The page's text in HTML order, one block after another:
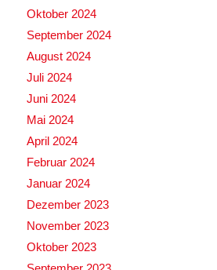
Oktober 2024
September 2024
August 2024
Juli 2024
Juni 2024
Mai 2024
April 2024
Februar 2024
Januar 2024
Dezember 2023
November 2023
Oktober 2023